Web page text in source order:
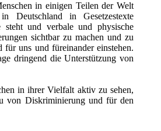
in einigen Teilen der Welt
Deutschland in Gesetzestexte
steht und verbale und physische
sichtbar zu machen und zu
uns und füreinander einstehen.
dringend die Unterstützung von
in ihrer Vielfalt aktiv zu sehen,
von Diskriminierung und für den